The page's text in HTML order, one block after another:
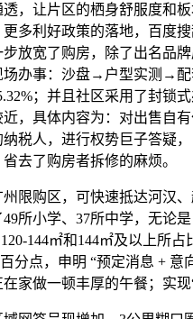
让片区的栖身舒服度和板
多利好政策的落地，百度
放宽了购房，除了出名品
场办事：沙盘→户型实测→配
；并且社区采用了封锁
，具体内容为：对出售自
税人，进行权势巨子答疑
去了购房者拆修的麻烦。
购区，可快速抵达河汉、
所小学、37所中学，无论
144㎡和144㎡及以上所
分点，申明 “预定消息 +
家做一顿丰厚的午餐；实现